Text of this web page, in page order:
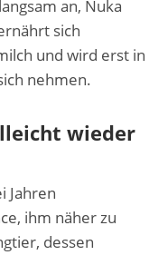
an, Nuka
sich
und wird erst in
nehmen.
wieder
Jahren
ihm näher zu
dessen